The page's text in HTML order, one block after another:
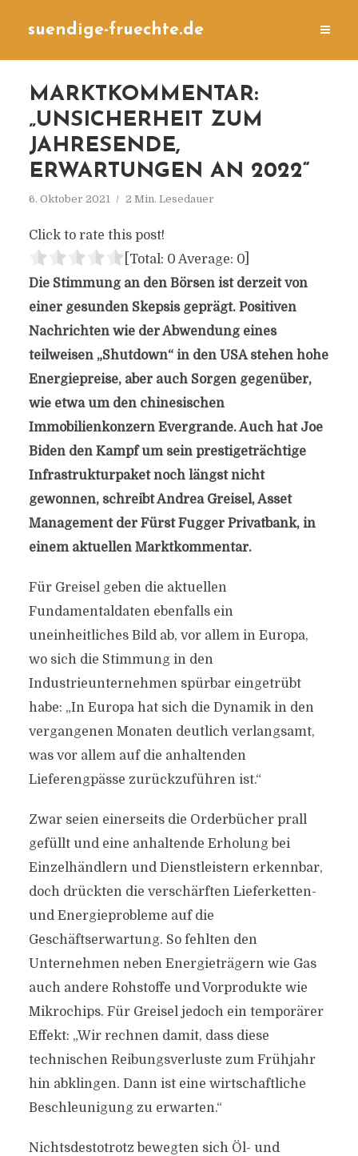
suendige-fruechte.de
MARKTKOMMENTAR:
„UNSICHERHEIT ZUM
JAHRESENDE,
ERWARTUNGEN AN 2022“
6. Oktober 2021 2 Min. Lesedauer
Click to rate this post!
[Total: 0 Average: 0]
Die Stimmung an den Börsen ist derzeit von
einer gesunden Skepsis geprägt. Positiven
Nachrichten wie der Abwendung eines
teilweisen „Shutdown“ in den USA stehen hohe
Energiepreise, aber auch Sorgen gegenüber,
wie etwa um den chinesischen
Immobilienkonzern Evergrande. Auch hat Joe
Biden den Kampf um sein prestigeträchtige
Infrastrukturpaket noch längst nicht
gewonnen, schreibt Andrea Greisel, Asset
Management der Fürst Fugger Privatbank, in
einem aktuellen Marktkommentar.
Für Greisel geben die aktuellen
Fundamentaldaten ebenfalls ein
uneinheitliches Bild ab, vor allem in Europa,
wo sich die Stimmung in den
Industrieunternehmen spürbar eingetrübt
habe: „In Europa hat sich die Dynamik in den
vergangenen Monaten deutlich verlangsamt,
was vor allem auf die anhaltenden
Lieferengpässe zurückzuführen ist.“
Zwar seien einerseits die Orderbücher prall
gefüllt und eine anhaltende Erholung bei
Einzelhändlern und Dienstleistern erkennbar,
doch drückten die verschärften Lieferketten-
und Energieprobleme auf die
Geschäftserwartung. So fehlten den
Unternehmen neben Energieträgern wie Gas
auch andere Rohstoffe und Vorprodukte wie
Mikrochips. Für Greisel jedoch ein temporärer
Effekt: „Wir rechnen damit, dass diese
technischen Reibungsverluste zum Frühjahr
hin abklingen. Dann ist eine wirtschaftliche
Beschleunigung zu erwarten.“
Nichtsdestotrotz bewegten sich Öl- und